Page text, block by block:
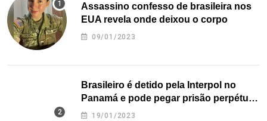
Assassino confesso de brasileira nos
EUA revela onde deixou o corpo
09/01/2023
Brasileiro é detido pela Interpol no
Panamá e pode pegar prisão perpétua
nos EUA
19/01/2023